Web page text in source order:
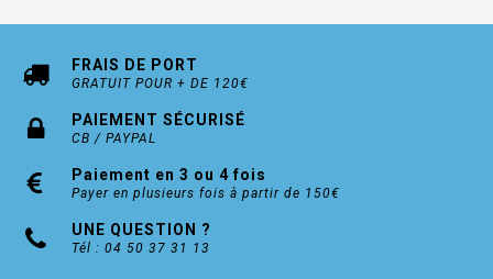
FRAIS DE PORT
GRATUIT POUR + DE 120€
PAIEMENT SÉCURISÉ
CB / PAYPAL
Paiement en 3 ou 4 fois
Payer en plusieurs fois à partir de 150€
UNE QUESTION ?
Tél : 04 50 37 31 13